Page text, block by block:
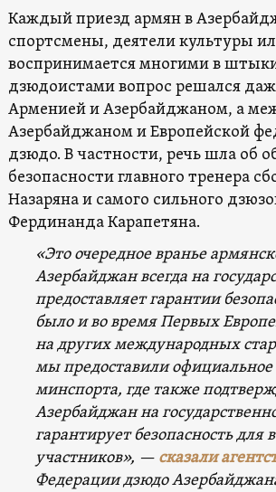
Каждый приезд армян в
спортсмены, деятели культуры
воспринимается многими в
дзюдоистами вопрос решался
Арменией и Азербайджаном, а
Азербайджаном и Европейской
дзюдо. В частности, речь шла об
безопасности главного тренера
Назаряна и самого сильного
Фердинанда Карапетяна.
«Это очередное вранье
Азербайджан всегда на
предоставляет гарантии
было и во время Первых
на других международных
мы предоставили
минспорта, где также
Азербайджан на
гарантирует безопасность для
участников», — сказали
Федерации дзюдо